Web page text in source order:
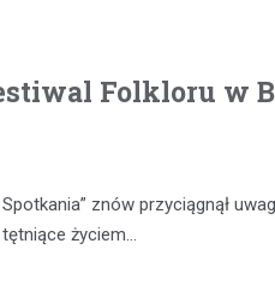
Folkloru w
znów przyciągnął
życiem…